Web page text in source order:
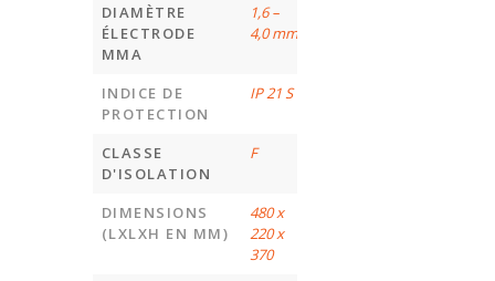
DIAMÈTRE
ÉLECTRODE
MMA
1,6 –
4,0 mm
INDICE DE
PROTECTION
IP 21 S
CLASSE
D'ISOLATION
F
DIMENSIONS
(LXLXH EN MM)
480 x
220 x
370